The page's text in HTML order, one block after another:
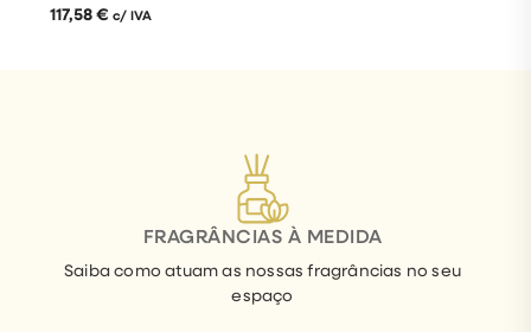
117,58€ c/ IVA
FRAGRÂNCIAS À MEDIDA
Saiba como atuam as nossas fragrâncias no seu
espaço